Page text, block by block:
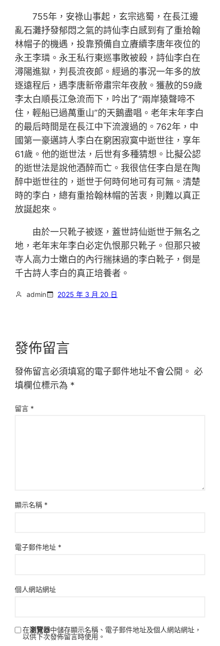
755年，安祿山事起，玄宗逃蜀，在長江邊
亂石灘抒發郁悶之氣的詩仙李白感到有了重拾翰
林帽子的機遇，投靠預備自立賡續李唐年夜位的
永王李璘。永王私行東巡事敗被殺，詩仙李白在
潯陽進獄，判長流夜郞。經過的事況一年多的放
逐遠程后，遇李唐新帝肅宗年夜赦。獲赦的59歲
李太白順長江急流而下，吟出了“兩岸猿聲啼不
住，輕船已過萬重山”的天鵝盡唱。老年末年李白
的最后時間是在長江中下流渡過的。762年，中
國第一豪邁詩人李白在窮困寂寞中逝世往，享年
61歲。他的逝世法，后世有多種猜想。比擬公認
的逝世法是說他酒醉而亡。我很信任李白是在陶
醉中逝世往的，逝世于何時何地可有可無。清楚
時的李白，總有重拾翰林帽的苦衷，則難以真正
放誕起來。
由於一只靴子被逐，蓋世詩仙逝世于無名之
地，老年末年李白必定仇恨那只靴子。但那只被
寺人高力士嫩白的內行揣抹過的李白靴子，倒是
千古詩人李白的真正培養者。
admin 2025 年 3 月 20 日
發佈留言
發佈留言必須填寫的電子郵件地址不會公開。 必
填欄位標示為 *
留言 *
顯示名稱 *
電子郵件地址 *
個人網站網址
在瀏覽器中儲存顯示名稱、電子郵件地址及個人網站網址，
以供下次發佈留言時使用。